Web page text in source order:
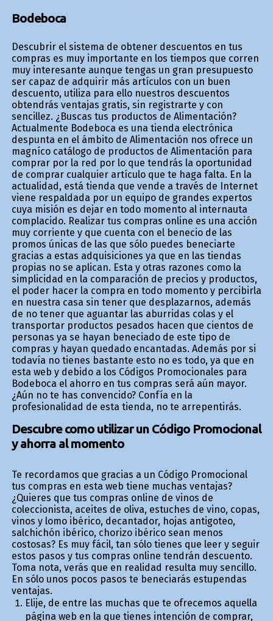
Bodeboca
Descubrir el sistema de obtener descuentos en tus
compras es muy importante en los tiempos que corren
muy interesante aunque tengas un gran presupuesto
ser capaz de adquirir más artículos con un buen
descuento, utiliza para ello nuestros descuentos
obtendrás ventajas gratis, sin registrarte y con
sencillez. ¿Buscas tus productos de Alimentación?
Actualmente Bodeboca es una tienda electrónica
despunta en el ámbito de Alimentación nos ofrece un
magnífico catálogo de productos de Alimentación para
comprar por la red por lo que tendrás la oportunidad
de comprar cualquier artículo que te haga falta. En la
actualidad, está tienda que vende a través de Internet
viene respaldada por un equipo de grandes expertos
cuya misión es dejar en todo momento al internauta
complacido. Realizar tus compras online es una acción
muy corriente y que cuenta con el beneficio de las
promos únicas de las que sólo puedes beneficiarte
gracias a estas adquisiciones ya que en las tiendas
propias no se aplican. Esta y otras razones como la
simplicidad en la comparación de precios y productos,
el poder hacer la compra en todo momento y percibirla
en nuestra casa sin tener que desplazarnos, además
de no tener que aguantar las aburridas colas y el
transportar productos pesados hacen que cientos de
personas ya se hayan beneficiado de este tipo de
compras y hayan quedado encantadas. Además por si
todavía no tienes bastante esto no es todo, ya que en
esta web y debido a los Códigos Promocionales para
Bodeboca el ahorro en tus compras será aún mayor.
¿Aún no te has convencido? Confía en la
profesionalidad de esta tienda, no te arrepentirás.
Descubre como utilizar un Código Promocional
y ahorra al momento
Te recordamos que gracias a un Código Promocional
tus compras en esta web tiene muchas ventajas?
¿Quieres que tus compras online de vinos de
coleccionista, aceites de oliva, estuches de vino, copas,
vinos y lomo ibérico, decantador, hojas antigoteo,
salchichón ibérico, chorizo ibérico sean menos
costosas? Es muy fácil, tan sólo tienes que leer y seguir
estos pasos y tus compras online tendrán descuento.
Toma nota, verás que en realidad resulta muy sencillo.
En sólo unos pocos pasos te beneficiarás estupendas
ventajas.
Elije, de entre las muchas que te ofrecemos aquella
página web en la que tienes intención de comprar,